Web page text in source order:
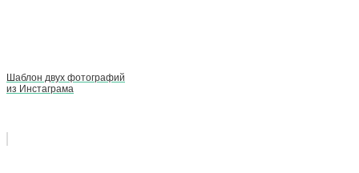
Шаблон двух фотографий
из Инстаграма